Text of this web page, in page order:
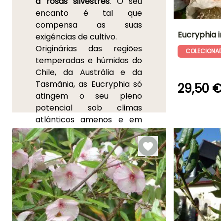
encanto é tal que
compensa as suas
exigências de cultivo.
Originárias das regiões
temperadas e húmidas do
Chile, da Austrália e da
Tasmânia, as Eucryphia só
atingem o seu pleno
potencial sob climas
atlânticos amenos e em
solos não calcários do tipo
terra de urze, tal como os
camélias.Eucryphiaé um
género da família das
Eucryphiaceaeou das
Cunoniaceae, consoante
as classificações. Reúne 5 a
7 espécies e algumas
Altura à
maturidade
Agosto à
Setembro
Eucryphia
29,50